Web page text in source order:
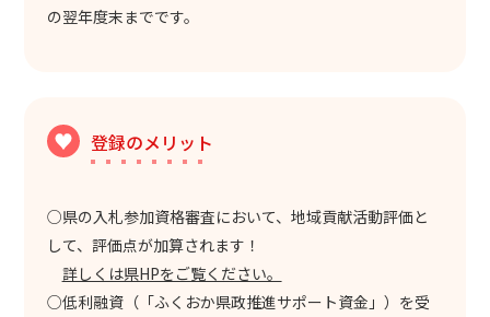
の翌年度末までです。
登録のメリット
○県の入札参加資格審査において、地域貢献活動評価と
して、評価点が加算されます！
詳しくは県HPをご覧ください。
○低利融資（「ふくおか県政推進サポート資金」）を受